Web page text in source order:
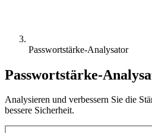
Passwortstärke-Analysator
Passwortstärke-
Analysieren und verbessern Sie die
bessere Sicherheit.